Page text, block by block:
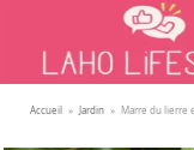
Accueil » Jardin »